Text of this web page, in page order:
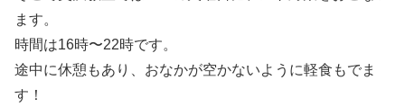
ます。
時間は16時〜22時です。
途中に休憩もあり、おなかが空かないように軽食もでま
す！